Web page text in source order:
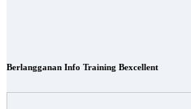
Berlangganan Info Training Bexcellent